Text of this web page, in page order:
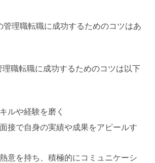
管理職転職に成功するためのコツはあ
職転職に成功するためのコツは以下
ルや経験を磨く
接で自身の実績や成果をアピールす
意を持ち、積極的にコミュニケーシ